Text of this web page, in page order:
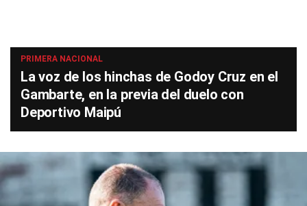
PRIMERA NACIONAL
La voz de los hinchas de Godoy Cruz en el
Gambarte, en la previa del duelo con
Deportivo Maipú